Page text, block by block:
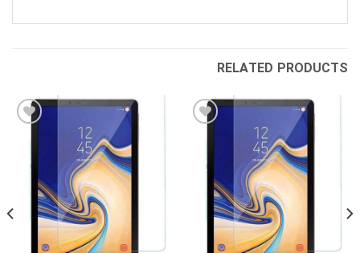
RELATED PRODUCTS
مندی مندی